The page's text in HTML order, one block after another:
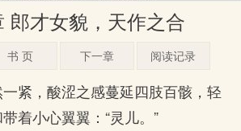
郎才女貌，天作之合
书 页 下一章 阅读记录
紧，酸涩之感蔓延四肢百骸，轻
着小心翼翼：“灵儿。”